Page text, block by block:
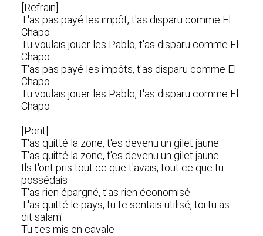
[Refrain]
T'as pas payé les impôt, t'as disparu comme El
Chapo
Tu voulais jouer les Pablo, t'as disparu comme El
Chapo
T'as pas payé les impôts, t'as disparu comme El
Chapo
Tu voulais jouer les Pablo, t'as disparu comme El
Chapo
[Pont]
T'as quitté la zone, t'es devenu un gilet jaune
T'as quitté la zone, t'es devenu un gilet jaune
Ils t'ont pris tout ce que t'avais, tout ce que tu
possédais
T'as rien épargné, t'as rien économisé
T'as quitté le pays, tu te sentais utilisé, toi tu as
dit salam'
Tu t'es mis en cavale